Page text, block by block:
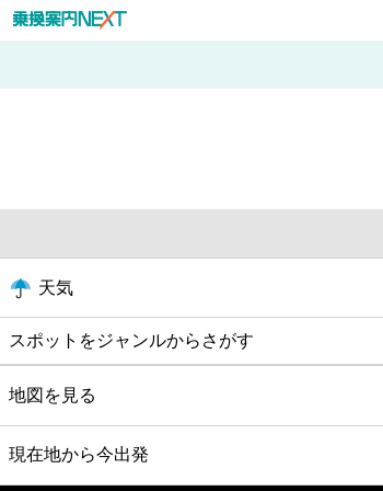
天気
スポットをジャンルからさがす
グルメ
映画
地図を見る
現在地から今出発